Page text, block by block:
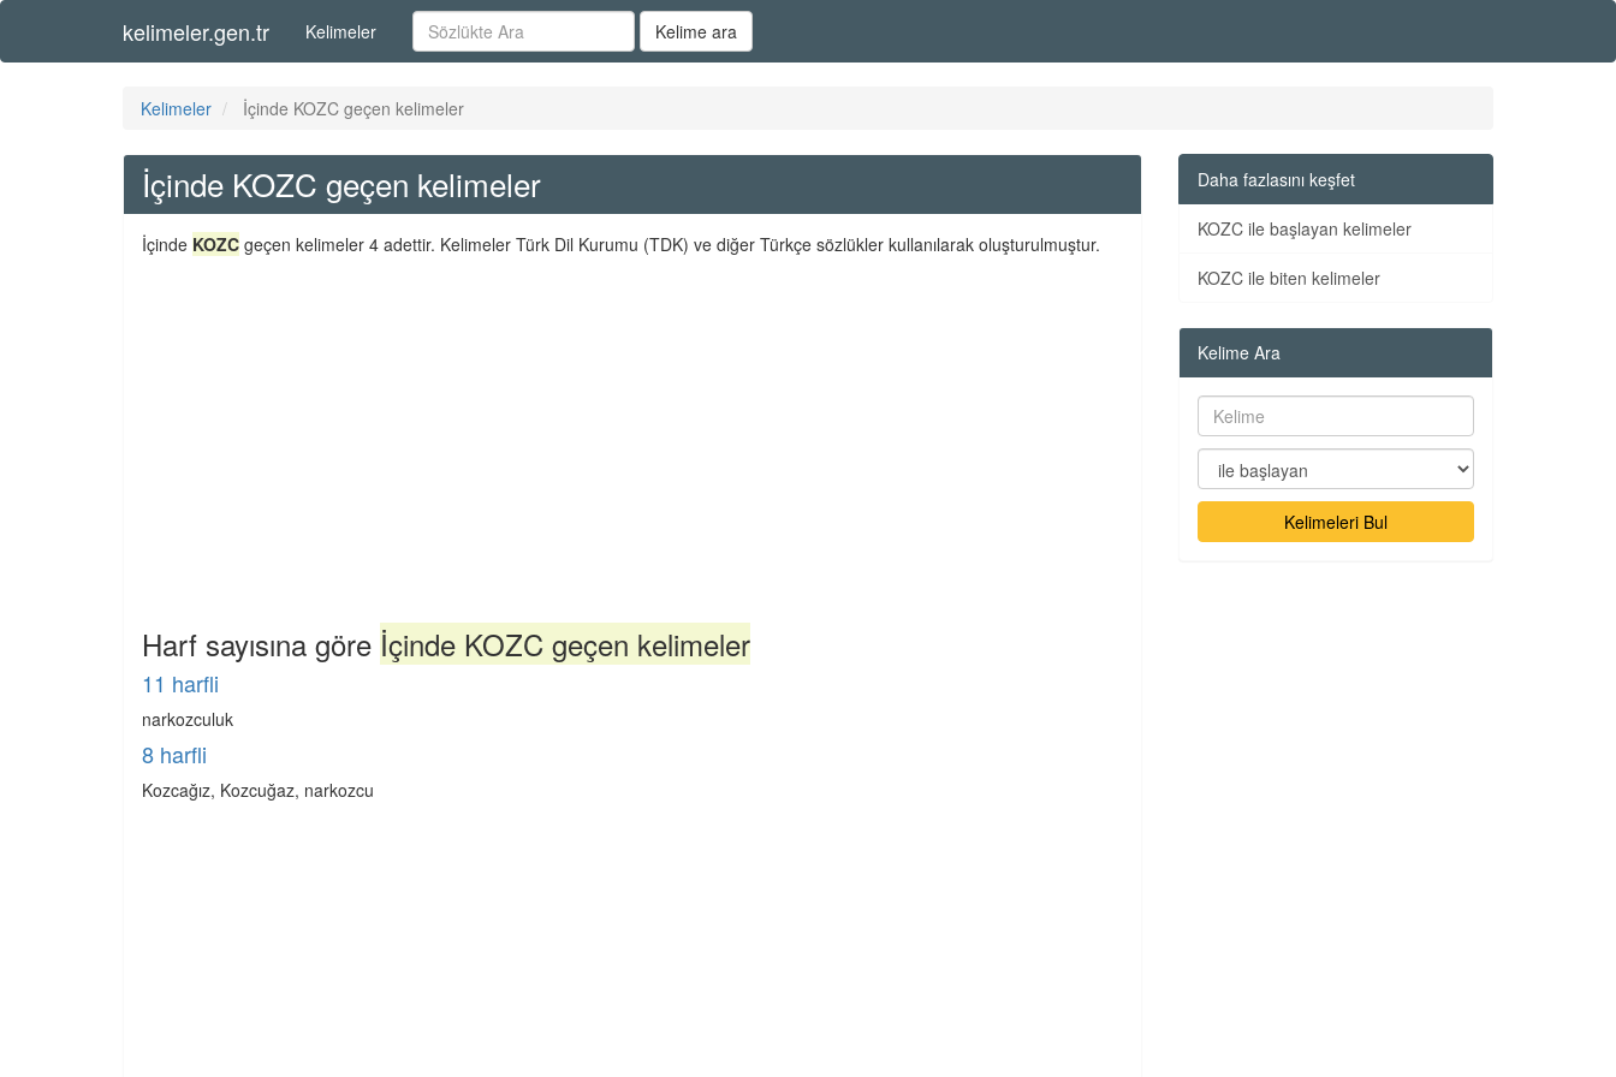
kelimeler.gen.tr Kelimeler Kelime ara
Kelimeler İçinde KOZC geçen kelimeler
İçinde KOZC geçen kelimeler
İçinde KOZC geçen kelimeler 4 adettir. Kelimeler Türk Dil Kurumu (TDK) ve diğer Türkçe sözlükler kullanılarak oluşturulmuştur.
Harf sayısına göre İçinde KOZC geçen kelimeler
11 harfli
narkozculuk
8 harfli
Kozcağız, Kozcuğaz, narkozcu
Daha fazlasını keşfet
KOZC ile başlayan kelimeler
KOZC ile biten kelimeler
Kelime Ara
Kelimeleri Bul